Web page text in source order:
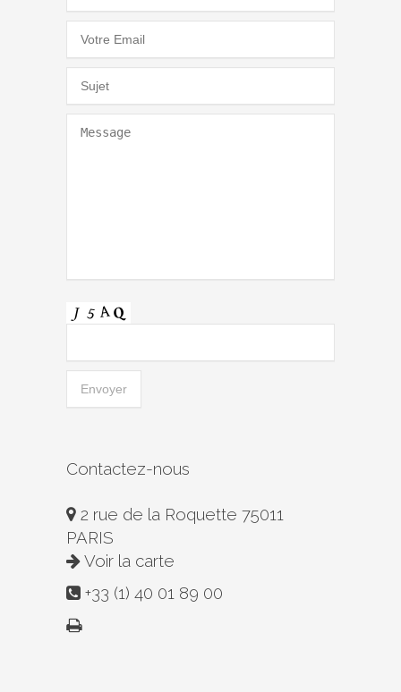
Contactez-nous
2 rue de la Roquette 75011
PARIS
Voir la carte
+33 (1) 40 01 89 00